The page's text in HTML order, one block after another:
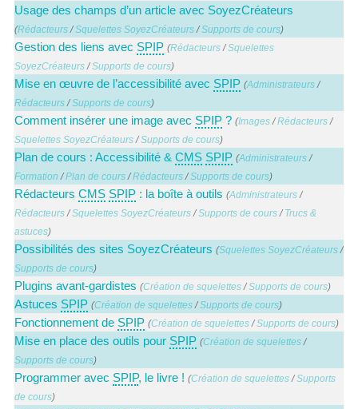
Usage des champs d’un article avec SoyezCréateurs
(Rédacteurs/Squelettes SoyezCréateurs/Supports de cours)
Gestion des liens avec SPIP (Rédacteurs/Squelettes
SoyezCréateurs/Supports de cours)
Mise en œuvre de l’accessibilité avec SPIP (Administrateurs/
Rédacteurs/Supports de cours)
Comment insérer une image avec SPIP ? (Images/Rédacteurs/
Squelettes SoyezCréateurs/Supports de cours)
Plan de cours : Accessibilité &CMS SPIP (Administrateurs/
Formation /Plan de cours/Rédacteurs/Supports de cours)
RédacteursCMS SPIP : la boîte à outils (Administrateurs/
Rédacteurs/Squelettes SoyezCréateurs/Supports de cours/ Trucs &
astuces)
Possibilités des sites SoyezCréateurs (Squelettes SoyezCréateurs/
Supports de cours)
Plugins avant-gardistes (Création de squelettes/Supports de cours)
Astuces SPIP (Création de squelettes/Supports de cours)
Fonctionnement de SPIP (Création de squelettes/Supports de cours)
Mise en place des outils pour SPIP (Création de squelettes/
Supports de cours)
Programmer avec SPIP, le livre ! (Création de squelettes/Supports
de cours)